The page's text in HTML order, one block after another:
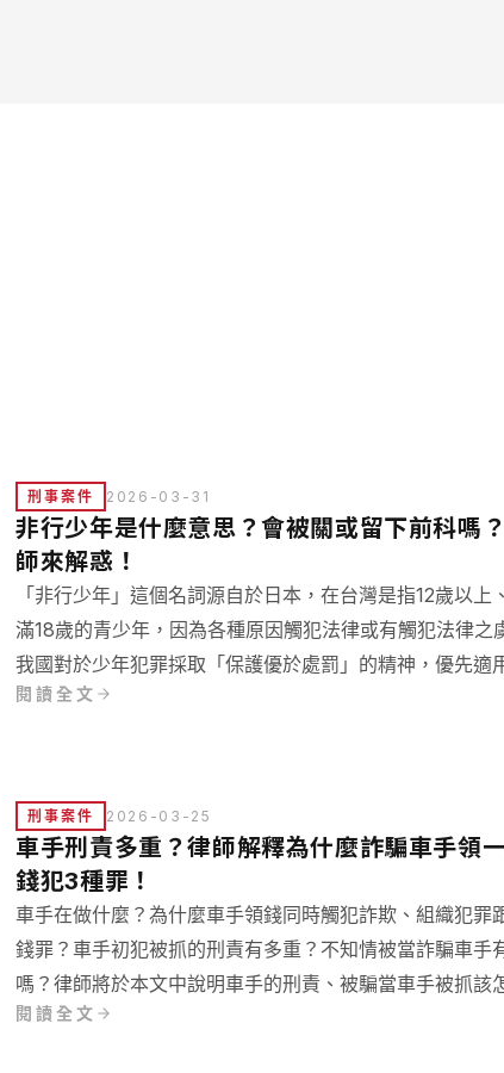
刑事案件 2026-03-31
非行少年是什麼意思？會被關或留下前科嗎
師來解惑！
「非行少年」這個名詞源自於日本，在台灣是指12歲以上
滿18歲的青少年，因為各種原因觸犯法律或有觸犯法律之
我國對於少年犯罪採取「保護優於處罰」的精神，優先適
年事件處理法而非刑法。接下來我們將以專業的法律觀點，
閱讀全文
刑事案件 2026-03-25
車手刑責多重？律師解釋為什麼詐騙車手領
錢犯3種罪！
車手在做什麼？為什麼車手領錢同時觸犯詐欺、組織犯罪
錢罪？車手初犯被抓的刑責有多重？不知情被當詐騙車手
嗎？律師將於本文中說明車手的刑責、被騙當車手被抓該
辦、和解有沒有用，並提供法院詐騙車手判決，幫助您了解
閱讀全文